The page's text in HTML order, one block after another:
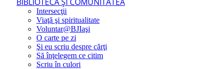
Intersecţii
Viaţă şi spiritualitate
Voluntar@BJIaşi
O carte pe zi
Şi eu scriu despre cărţi
Să înţelegem ce citim
Scriu în culori